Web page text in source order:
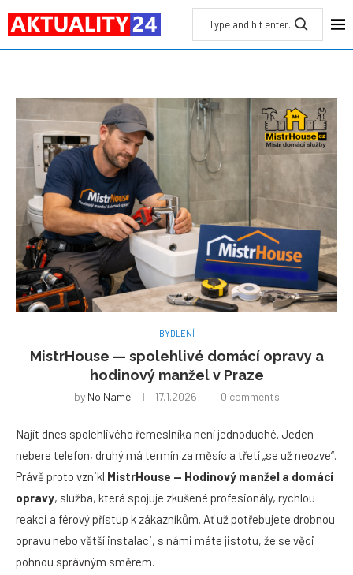
BYDLENÍ
MistrHouse — spolehlivé domácí opravy a
hodinový manžel v Praze
by No Name 17.1.2026 0 comments
Najít dnes spolehlivého řemeslníka není jednoduché. Jeden
nebere telefon, druhý má termín za měsíc a třetí „se už neozve“.
Právě proto vznikl MistrHouse — Hodinový manžel a domácí
opravy, služba, která spojuje zkušené profesionály, rychlou
reakci a férový přístup k zákazníkům. Ať už potřebujete drobnou
opravu nebo větší instalaci, s námi máte jistotu, že se věci
pohnou správným směrem.